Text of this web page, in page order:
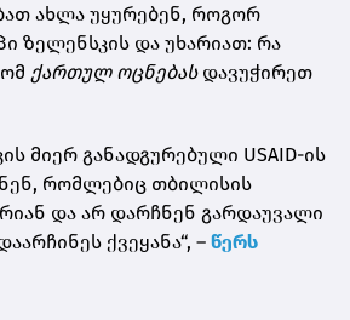
ახლა უყურებენ, როგორ
ზელენსკის და უხარიათ: რა
ქართულ ოცნებას დავუჭირეთ
მიერ განადგურებული USAID-ის
რომლებიც თბილისის
და არ დარჩნენ გარდაუვალი
ქვეყანა“, – წერს